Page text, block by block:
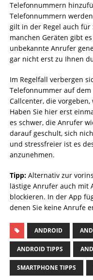
Telefonnummern
Telefonnummern
gilt in der Regel auch für
manchen Geräten gibt
unbekannte Anrufer
gar nicht erst zu Ihnen
Im Regelfall verbergen
Telefonnummer auf
Callcenter, die
Haben Sie hier erst
es schwer, die Anrufer
darauf geschult, sich
und stressfreier ist es
anzunehmen.
Tipp: Alternativ zur
lästige Anrufer auch mit
blockieren. In der App
denen Sie keine Anrufe
ANDROID
ANDROID TIPPS
SMARTPHONE TIPPS